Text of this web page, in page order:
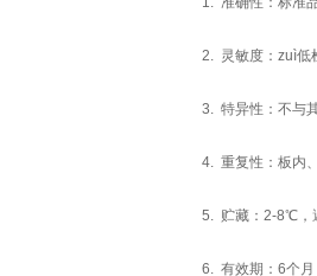
2. 灵敏度：zuì低
3. 特异性：不与
4. 重复性：板内
5. 贮藏：2-8℃，
6. 有效期：6个月